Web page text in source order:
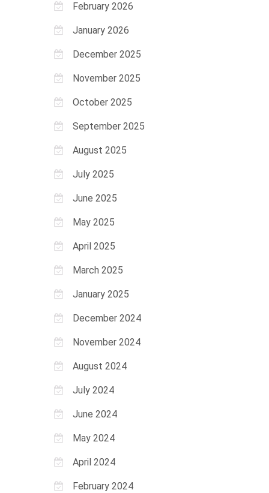
February 2026
January 2026
December 2025
November 2025
October 2025
September 2025
August 2025
July 2025
June 2025
May 2025
April 2025
March 2025
January 2025
December 2024
November 2024
August 2024
July 2024
June 2024
May 2024
April 2024
February 2024